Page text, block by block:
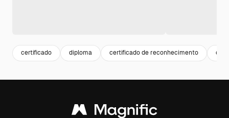
certificado diploma certificado de reconhecimento